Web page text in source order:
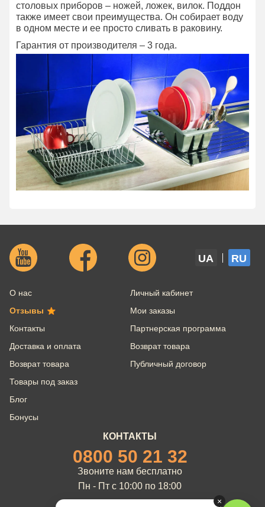
столовых приборов – ножей, ложек, вилок. Поддон
также имеет свои преимущества. Он собирает воду
в одном месте и ее просто сливать в раковину.
Гарантия от производителя – 3 года.
UA RU
О нас
Отзывы
Контакты
Доставка и оплата
Возврат товара
Товары под заказ
Блог
Бонусы
Личный кабинет
Мои заказы
Партнерская программа
Возврат товара
Публичный договор
КОНТАКТЫ
0800 50 21 32
Звоните нам бесплатно
Пн - Пт с 10:00 по 18:00
×